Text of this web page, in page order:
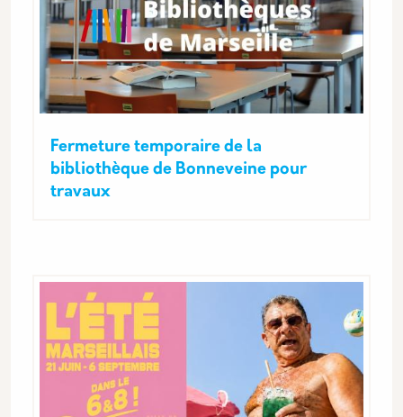
Fermeture temporaire de la
bibliothèque de Bonneveine pour
travaux